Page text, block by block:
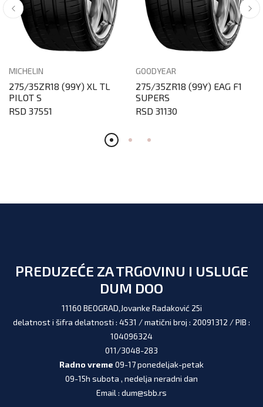
MICHELIN
275/35ZR18 (99Y) XL TL
PILOT S
RSD 37551
GOODYEAR
275/35ZR18 (99Y) EAG F1
SUPERS
RSD 31130
PREDUZEĆE ZA TRGOVINU I USLUGE
DUM DOO
11160 BEOGRAD,Jovanke Radaković 25i
delatnost i šifra delatnosti : 4531 / matični broj : 20091312 / PIB :
104096324
011/3048-283
Radno vreme 09-17 ponedeljak-petak
09-15h subota , nedelja neradni dan
Email : dum@sbb.rs